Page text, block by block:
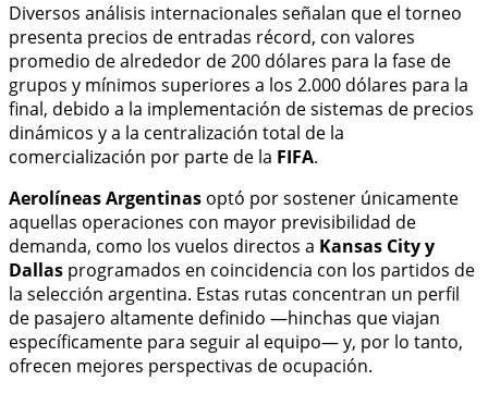
Diversos análisis internacionales señalan que el torneo
presenta precios de entradas récord, con valores
promedio de alrededor de 200 dólares para la fase de
grupos y mínimos superiores a los 2.000 dólares para la
final, debido a la implementación de sistemas de precios
dinámicos y a la centralización total de la
comercialización por parte de la FIFA.
Aerolíneas Argentinas optó por sostener únicamente
aquellas operaciones con mayor previsibilidad de
demanda, como los vuelos directos a Kansas City y
Dallas programados en coincidencia con los partidos de
la selección argentina. Estas rutas concentran un perfil
de pasajero altamente definido —hinchas que viajan
específicamente para seguir al equipo— y, por lo tanto,
ofrecen mejores perspectivas de ocupación.